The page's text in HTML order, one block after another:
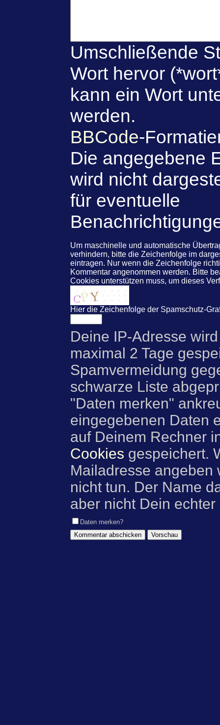
Umschließende
Wort hervor
kann ein Wort
werden.
BBCode-
Die angegebene
wird nicht
für eventuelle
Um maschinelle und automatische
verhindern, bitte die Zeichenfolge im
eintragen. Nur wenn die Zeichenfolge
Kommentar angenommen werden. Bitte
Cookies unterstützen muss, um dieses
Hier die Zeichenfolge der Spamschutz-
Deine IP-Adresse
maximal 2 Tage
Spamvermeidung
schwarze Liste
"Daten merken"
eingegebenen Daten
auf Deinem Rechner
Cookies gespeichert.
Mailadresse angeben
nicht tun. Der Name
aber nicht Dein
Daten merken?